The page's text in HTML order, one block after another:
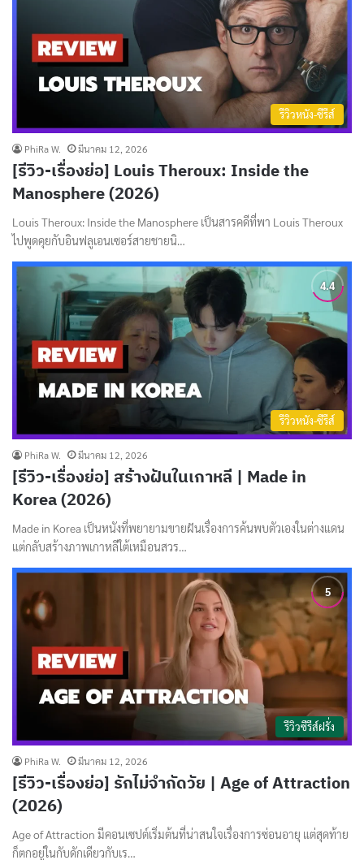
รีวิวหนัง-ซีรีส์
PhiRa W. มีนาคม 12, 2026
[รีวิว-เรื่องย่อ] Louis Theroux: Inside the
Manosphere (2026)
Louis Theroux: Inside the Manosphere เป็นสารคดีที่พา Louis Theroux
ไปพูดคุยกับอินฟลูเอนเซอร์สายชายนิ…
รีวิวหนัง-ซีรีส์
PhiRa W. มีนาคม 12, 2026
[รีวิว-เรื่องย่อ] สร้างฝันในเกาหลี | Made in
Korea (2026)
Made in Korea เป็นหนังที่พยายามขายฝันเรื่องการค้นพบตัวเองในต่างแดน
แต่กลับสร้างภาพเกาหลีใต้เหมือนสวร…
รีวิวซีรีส์ฝรั่ง
PhiRa W. มีนาคม 12, 2026
[รีวิว-เรื่องย่อ] รักไม่จำกัดวัย | Age of Attraction
(2026)
Age of Attraction มีคอนเซปต์เริ่มต้นที่น่าสนใจเรื่องการซ่อนอายุ แต่สุดท้าย
ก็ตกอยู่ในกับดักเดียวกับเร…